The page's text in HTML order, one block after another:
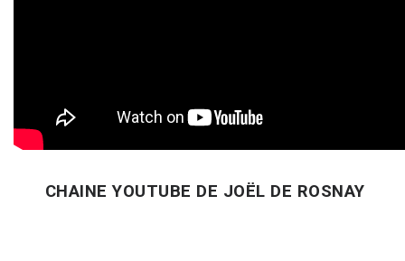
CHAINE YOUTUBE DE JOËL DE ROSNAY